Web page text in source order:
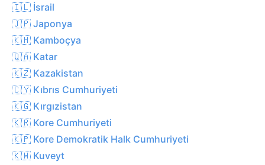
🇮🇱 İsrail
🇯🇵 Japonya
🇰🇭 Kamboçya
🇶🇦 Katar
🇰🇿 Kazakistan
🇨🇾 Kıbrıs Cumhuriyeti
🇰🇬 Kırgızistan
🇰🇷 Kore Cumhuriyeti
🇰🇵 Kore Demokratik Halk Cumhuriyeti
🇰🇼 Kuveyt